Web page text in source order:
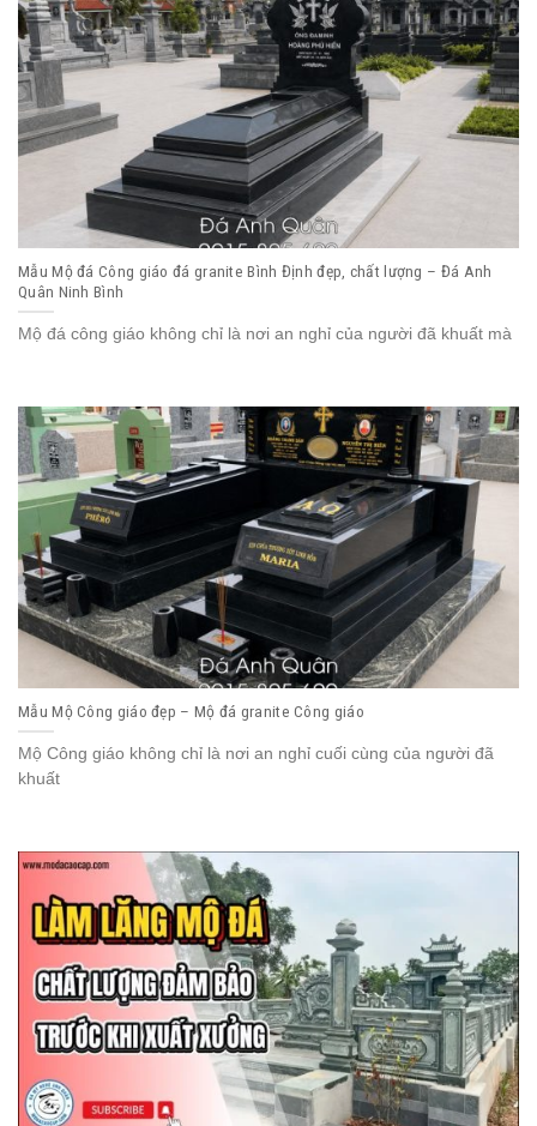
Mẫu Mộ đá Công giáo đá granite Bình Định đẹp, chất lượng – Đá Anh
Quân Ninh Bình
Mộ đá công giáo không chỉ là nơi an nghỉ của người đã khuất mà
Mẫu Mộ Công giáo đẹp – Mộ đá granite Công giáo
Mộ Công giáo không chỉ là nơi an nghỉ cuối cùng của người đã
khuất